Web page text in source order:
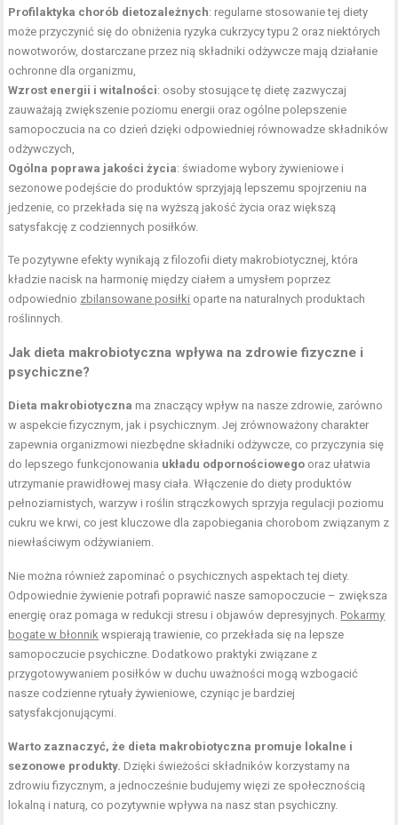
Profilaktyka chorób dietozależnych: regularne stosowanie tej diety
może przyczynić się do obniżenia ryzyka cukrzycy typu 2 oraz niektórych
nowotworów, dostarczane przez nią składniki odżywcze mają działanie
ochronne dla organizmu,
Wzrost energii i witalności: osoby stosujące tę dietę zazwyczaj
zauważają zwiększenie poziomu energii oraz ogólne polepszenie
samopoczucia na co dzień dzięki odpowiedniej równowadze składników
odżywczych,
Ogólna poprawa jakości życia: świadome wybory żywieniowe i
sezonowe podejście do produktów sprzyjają lepszemu spojrzeniu na
jedzenie, co przekłada się na wyższą jakość życia oraz większą
satysfakcję z codziennych posiłków.
Te pozytywne efekty wynikają z filozofii diety makrobiotycznej, która
kładzie nacisk na harmonię między ciałem a umysłem poprzez
odpowiednio zbilansowane posiłki oparte na naturalnych produktach
roślinnych.
Jak dieta makrobiotyczna wpływa na zdrowie fizyczne i
psychiczne?
Dieta makrobiotyczna ma znaczący wpływ na nasze zdrowie, zarówno
w aspekcie fizycznym, jak i psychicznym. Jej zrównoważony charakter
zapewnia organizmowi niezbędne składniki odżywcze, co przyczynia się
do lepszego funkcjonowania układu odpornościowego oraz ułatwia
utrzymanie prawidłowej masy ciała. Włączenie do diety produktów
pełnoziarnistych, warzyw i roślin strączkowych sprzyja regulacji poziomu
cukru we krwi, co jest kluczowe dla zapobiegania chorobom związanym z
niewłaściwym odżywianiem.
Nie można również zapominać o psychicznych aspektach tej diety.
Odpowiednie żywienie potrafi poprawić nasze samopoczucie – zwiększa
energię oraz pomaga w redukcji stresu i objawów depresyjnych. Pokarmy
bogate w błonnik wspierają trawienie, co przekłada się na lepsze
samopoczucie psychiczne. Dodatkowo praktyki związane z
przygotowywaniem posiłków w duchu uważności mogą wzbogacić
nasze codzienne rytuały żywieniowe, czyniąc je bardziej
satysfakcjonującymi.
Warto zaznaczyć, że dieta makrobiotyczna promuje lokalne i
sezonowe produkty. Dzięki świeżości składników korzystamy na
zdrowiu fizycznym, a jednocześnie budujemy więzi ze społecznością
lokalną i naturą, co pozytywnie wpływa na nasz stan psychiczny.